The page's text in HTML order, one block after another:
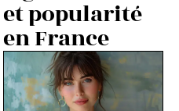
et popularité
en France